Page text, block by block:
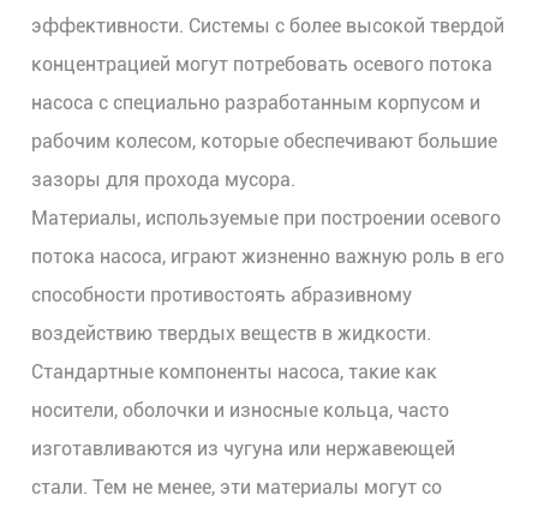
эффективности. Системы с более высокой твердой
концентрацией могут потребовать осевого потока
насоса с специально разработанным корпусом и
рабочим колесом, которые обеспечивают большие
зазоры для прохода мусора.
Материалы, используемые при построении осевого
потока насоса, играют жизненно важную роль в его
способности противостоять абразивному
воздействию твердых веществ в жидкости.
Стандартные компоненты насоса, такие как
носители, оболочки и износные кольца, часто
изготавливаются из чугуна или нержавеющей
стали. Тем не менее, эти материалы могут со